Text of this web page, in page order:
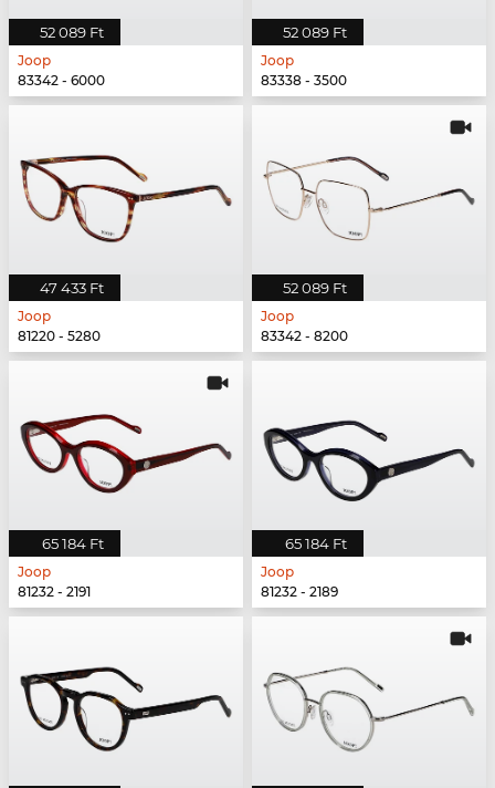
52 089 Ft
Joop
83342 - 6000
52 089 Ft
Joop
83338 - 3500
47 433 Ft
Joop
81220 - 5280
52 089 Ft
Joop
83342 - 8200
65 184 Ft
Joop
81232 - 2191
65 184 Ft
Joop
81232 - 2189